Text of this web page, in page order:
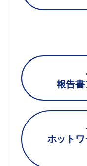
報告書
ホット